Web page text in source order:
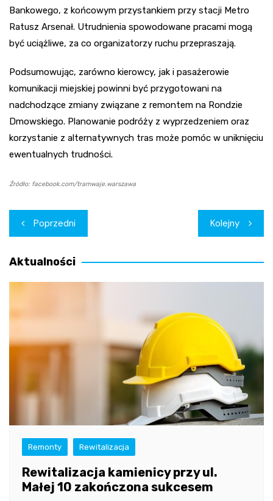
Bankowego, z końcowym przystankiem przy stacji Metro
Ratusz Arsenał. Utrudnienia spowodowane pracami mogą
być uciążliwe, za co organizatorzy ruchu przepraszają.
Podsumowując, zarówno kierowcy, jak i pasażerowie
komunikacji miejskiej powinni być przygotowani na
nadchodzące zmiany związane z remontem na Rondzie
Dmowskiego. Planowanie podróży z wyprzedzeniem oraz
korzystanie z alternatywnych tras może pomóc w uniknięciu
ewentualnych trudności.
Źródło: facebook.com/tramwaje.warszawa
Nawigacja
wpisu
Poprzedni Kolejny
Aktualności
Remonty Rewitalizacja
Rewitalizacja kamienicy przy ul.
Małej 10 zakończona sukcesem